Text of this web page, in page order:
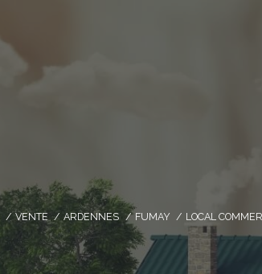
VENTE ARDENNES FUMAY LOCAL